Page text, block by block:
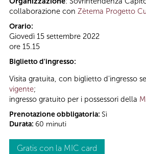
collaborazione con Zètema Progetto
Orario:
Giovedì 15 settembre 2022
ore 15.15
Biglietto d'ingresso:
Visita gratuita, con biglietto d'ingresso
vigente;
ingresso gratuito per i possessori della
Prenotazione obbligatoria: Sì
Durata: 60 minuti
Gratis con la MIC card